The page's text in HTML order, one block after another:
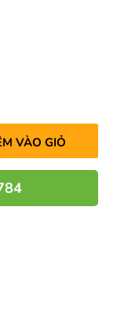
VÀO GIỎ